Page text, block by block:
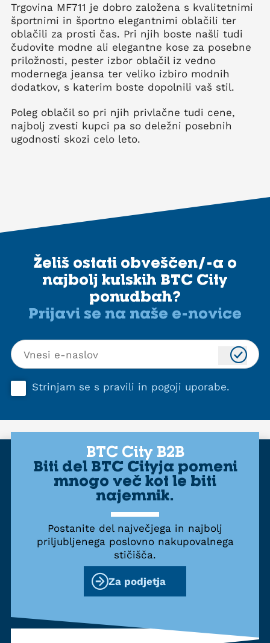
Trgovina MF711 je dobro založena s kvalitetnimi
športnimi in športno elegantnimi oblačili ter
oblačili za prosti čas. Pri njih boste našli tudi
čudovite modne ali elegantne kose za posebne
priložnosti, pester izbor oblačil iz vedno
modernega jeansa ter veliko izbiro modnih
dodatkov, s katerim boste dopolnili vaš stil.
Poleg oblačil so pri njih privlačne tudi cene,
najbolj zvesti kupci pa so deležni posebnih
ugodnosti skozi celo leto.
Želiš ostati obveščen/-a o
najbolj kulskih BTC City
ponudbah?
Prijavi se na naše e-novice
Strinjam se s pravili in pogoji uporabe.
BTC City B2B
Biti del BTC Cityja pomeni
mnogo več kot le biti
najemnik.
Postanite del največjega in najbolj
priljubljenega poslovno nakupovalnega
stičišča.
Za podjetja